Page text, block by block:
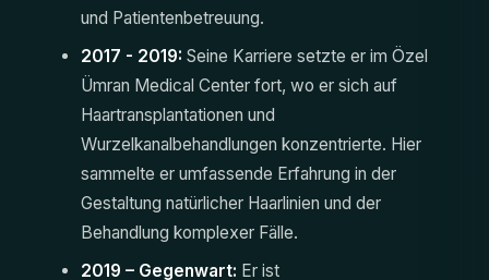
und Patientenbetreuung.
2017 - 2019: Seine Karriere setzte er im Özel
Ümran Medical Center fort, wo er sich auf
Haartransplantationen und
Wurzelkanalbehandlungen konzentrierte. Hier
sammelte er umfassende Erfahrung in der
Gestaltung natürlicher Haarlinien und der
Behandlung komplexer Fälle.
2019 – Gegenwart: Er ist